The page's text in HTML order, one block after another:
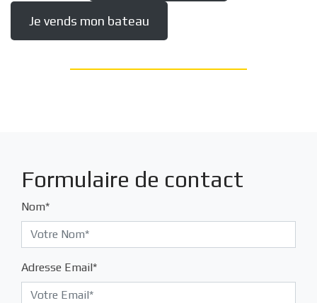
Je vends mon bateau
Formulaire de contact
Nom*
Adresse Email*